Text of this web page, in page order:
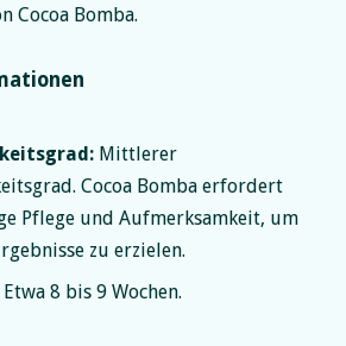
Cocoa Bomba.
Mittlerer
Cocoa Bomba erfordert
Pflege und Aufmerksamkeit, um
zu erzielen.
Etwa 8 bis 9 Wochen.